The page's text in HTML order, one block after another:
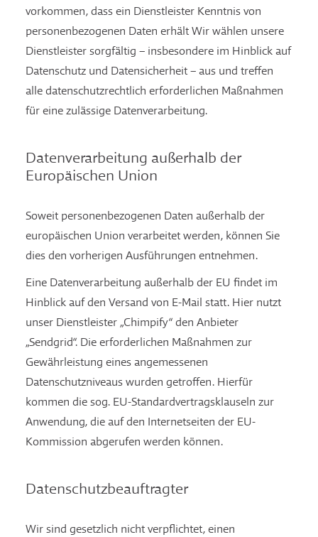
vorkommen, dass ein Dienstleister Kenntnis von
personenbezogenen Daten erhält Wir wählen unsere
Dienstleister sorgfältig – insbesondere im Hinblick auf
Datenschutz und Datensicherheit – aus und treffen
alle datenschutzrechtlich erforderlichen Maßnahmen
für eine zulässige Datenverarbeitung.
Datenverarbeitung außerhalb der
Europäischen Union
Soweit personenbezogenen Daten außerhalb der
europäischen Union verarbeitet werden, können Sie
dies den vorherigen Ausführungen entnehmen.
Eine Datenverarbeitung außerhalb der EU findet im
Hinblick auf den Versand von E-Mail statt. Hier nutzt
unser Dienstleister „Chimpify“ den Anbieter
„Sendgrid“. Die erforderlichen Maßnahmen zur
Gewährleistung eines angemessenen
Datenschutzniveaus wurden getroffen. Hierfür
kommen die sog. EU-Standardvertragsklauseln zur
Anwendung, die auf den Internetseiten der EU-
Kommission abgerufen werden können.
Datenschutzbeauftragter
Wir sind gesetzlich nicht verpflichtet, einen